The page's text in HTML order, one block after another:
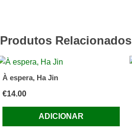
Produtos Relacionados
À espera, Ha Jin
€14.00
ADICIONAR